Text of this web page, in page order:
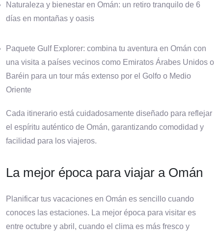
Naturaleza y bienestar en Omán: un retiro tranquilo de 6
días en montañas y oasis
Paquete Gulf Explorer: combina tu aventura en Omán con
una visita a países vecinos como Emiratos Árabes Unidos o
Baréin para un tour más extenso por el Golfo o Medio
Oriente
Cada itinerario está cuidadosamente diseñado para reflejar
el espíritu auténtico de Omán, garantizando comodidad y
facilidad para los viajeros.
La mejor época para viajar a Omán
Planificar tus vacaciones en Omán es sencillo cuando
conoces las estaciones. La mejor época para visitar es
entre octubre y abril, cuando el clima es más fresco y